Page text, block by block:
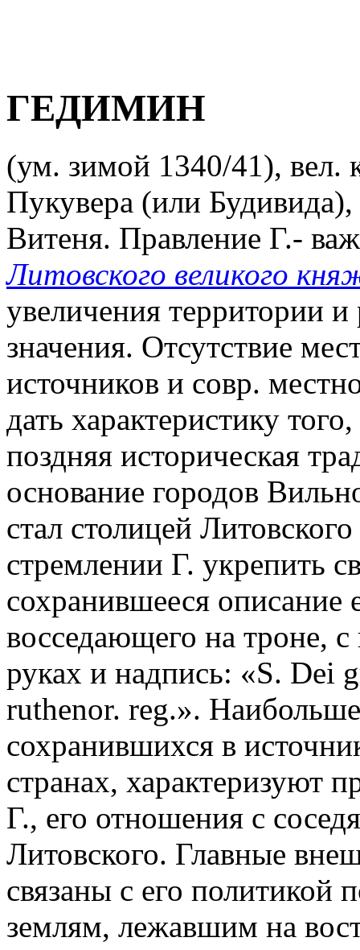
ГЕДИМИН
(ум. зимой 1340/41), вел.
Пукувера (или
Витеня. Правление Г.-
Литовского великого
увеличения территории и
значения. Отсутствие
источников и совр.
дать характеристику
поздняя историческая
основание городов
стал столицей
стремлении Г. укрепить
сохранившееся описание
восседающего на троне,
руках и надпись: «S. Dei
ruthenor. reg.».
сохранившихся в
странах, характеризуют
Г., его отношения с
Литовского. Главные
связаны с его политикой
землям, лежавшим на